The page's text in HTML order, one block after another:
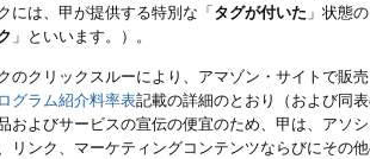
には、甲が提供する特別な「タグが付いた 」状態
」といいます。）。
のクリックスルーにより、アマゾン・サイトで販
グラム紹介料率表記載の詳細のとおり（および同
およびサービスの宣伝の便宜のため、甲は、アソ
リンク、マーケティングコンテンツならびにその